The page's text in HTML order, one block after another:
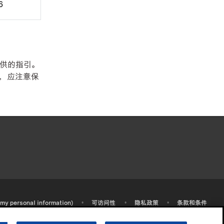
的指引。
应注意保
personal information) • 可访问性 • 隐私政策 •
条款和条件